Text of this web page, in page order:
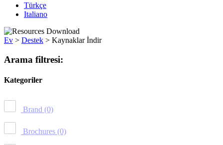
Türkçe
Italiano
Ev > Destek > Kaynaklar İndir
Arama filtresi:
Kategoriler
Brand (0)
Brochures (0)